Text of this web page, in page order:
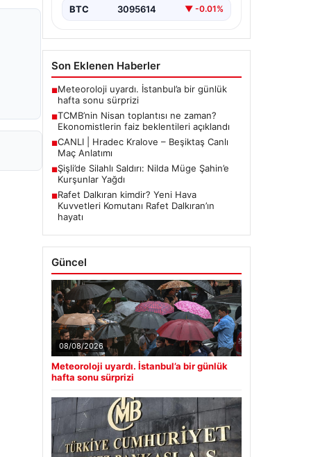
BTC 3095614 ▼ -0.01%
Son Eklenen Haberler
■Meteoroloji uyardı. İstanbul’a bir günlük
hafta sonu sürprizi
■TCMB’nin Nisan toplantısı ne zaman?
Ekonomistlerin faiz beklentileri açıklandı
■CANLI | Hradec Kralove – Beşiktaş Canlı
Maç Anlatımı
■Şişli’de Silahlı Saldırı: Nilda Müge Şahin’e
Kurşunlar Yağdı
■Rafet Dalkıran kimdir? Yeni Hava
Kuvvetleri Komutanı Rafet Dalkıran’ın
hayatı
Güncel
08/08/2026
Meteoroloji uyardı. İstanbul’a bir günlük
hafta sonu sürprizi